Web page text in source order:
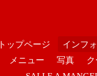
トップページ インフ
メニュー
写真